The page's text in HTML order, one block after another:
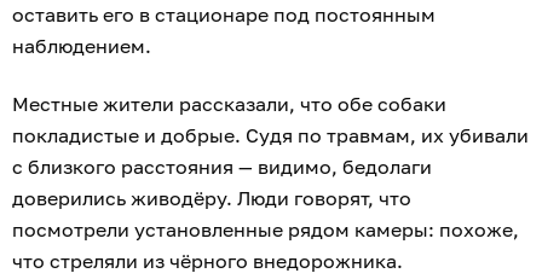
оставить его в стационаре под постоянным
наблюдением.
Местные жители рассказали, что обе собаки
покладистые и добрые. Судя по травмам, их убивали
с близкого расстояния — видимо, бедолаги
доверились живодёру. Люди говорят, что
посмотрели установленные рядом камеры: похоже,
что стреляли из чёрного внедорожника.